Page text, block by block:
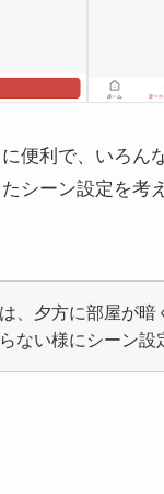
便利で、いろん
シーン設定を考
、夕方に部屋が暗
ない様にシーン設